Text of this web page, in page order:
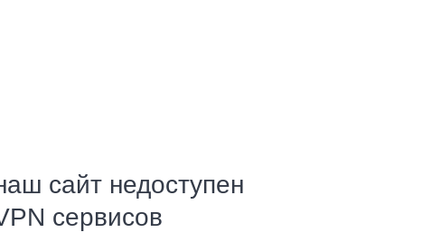
сайт недоступен
сервисов